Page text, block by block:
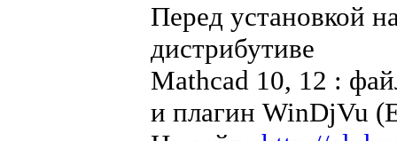
Перед установкой
дистрибутиве
Mathcad 10, 12 :
и плагин WinDjVu